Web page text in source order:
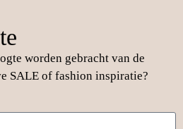
worden gebracht van de
SALE of fashion inspiratie?